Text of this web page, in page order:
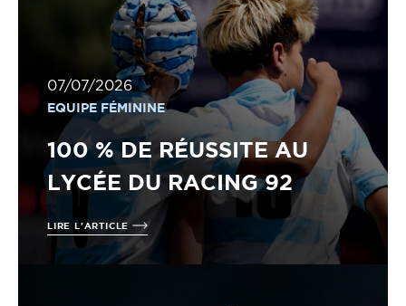
07/07/2026
EQUIPE FÉMININE
100 % DE RÉUSSITE AU
LYCÉE DU RACING 92
LIRE L'ARTICLE